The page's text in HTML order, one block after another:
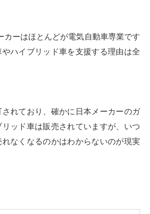
カーはほとんどが電気自動車専業です
ハイブリッド車を支援する理由は全
れており、確かに日本メーカーのガ
ッド車は販売されていますが、いつ
なくなるのかはわからないのが現実